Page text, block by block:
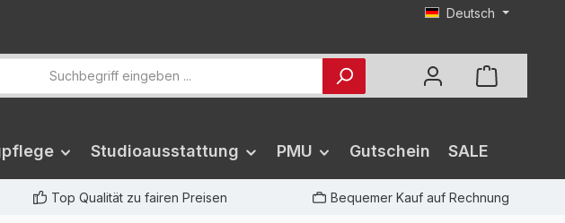
Deutsch
Studioausstattung PMU Gutschein SALE
Top Qualität zu fairen Preisen Bequemer Kauf auf Rechnung